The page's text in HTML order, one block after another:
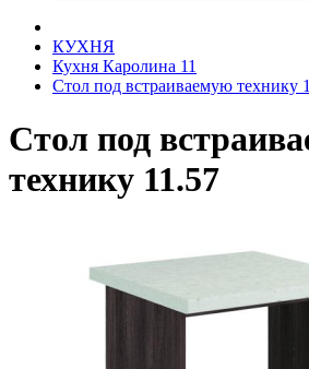
КУХНЯ
Кухня Каролина 11
Стол под встраиваемую технику
Стол под
технику 11.57